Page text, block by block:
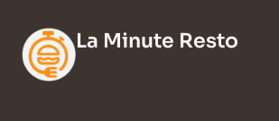
La Minute Resto